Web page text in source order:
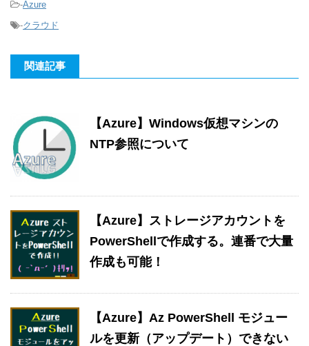
-Azure
-クラウド
関連記事
【Azure】Windows仮想マシンの
NTP参照について
【Azure】ストレージアカウントを
PowerShellで作成する。連番で大量
作成も可能！
【Azure】Az PowerShell モジュー
ルを更新（アップデート）できない